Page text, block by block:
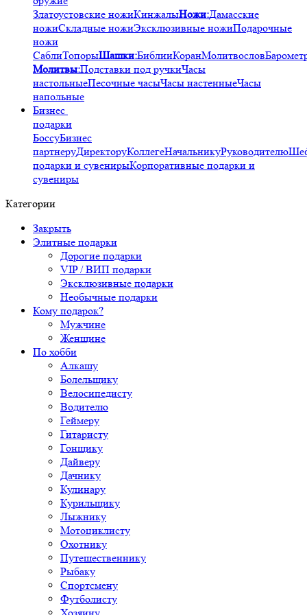
Златоустовские ножиКинжалыНожи:Дамасские
ножиСкладные ножиЭксклюзивные ножиПодарочные
ножи
СаблиТопорыШашки:БиблииКоранМолитвослов
Молитвы:Подставки под ручкиЧасы
настольныеПесочные часыЧасы настенныеЧасы
напольные
Бизнес
подарки
БоссуБизнес
партнеруДиректоруКоллегеНачальникуРуководителю
подарки и сувенирыКорпоративные подарки и
сувениры
Категории
Закрыть
Элитные подарки
Дорогие подарки
VIP / ВИП подарки
Эксклюзивные подарки
Необычные подарки
Кому подарок?
Мужчине
Женщине
По хобби
Алкашу
Болельщику
Велосипедисту
Водителю
Геймеру
Гитаристу
Гонщику
Дайверу
Дачнику
Кулинару
Курильщику
Лыжнику
Мотоциклисту
Охотнику
Путешественнику
Рыбаку
Спортсмену
Футболисту